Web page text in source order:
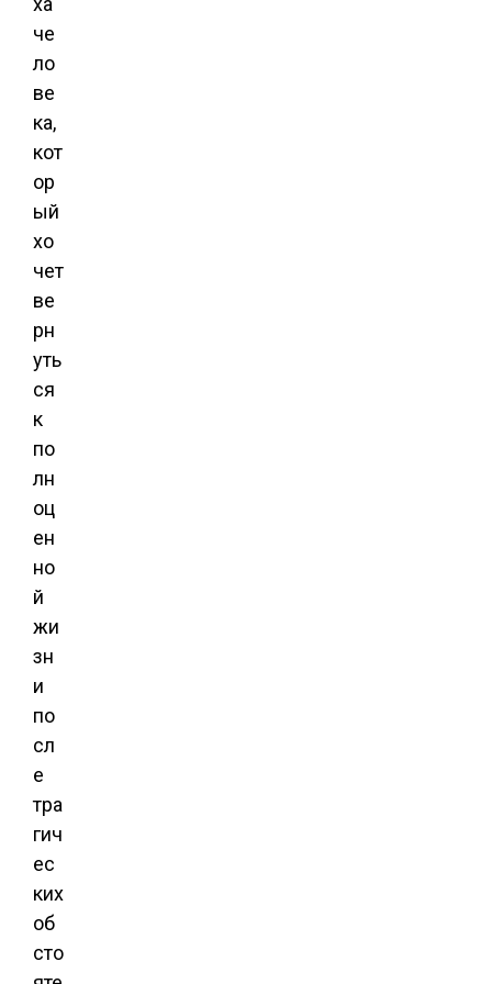
че
ло
ве
ка,
кот
ор
ый
хо
чет
ве
рн
уть
ся
к
по
лн
оц
ен
но
й
жи
зн
и
по
сл
е
тра
гич
ес
ких
об
сто